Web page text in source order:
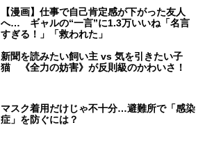
【漫画】仕事で自己肯定感が下がった友人
へ… ギャルの“一言”に1.3万いいね「名言
すぎる！」「救われた」
新聞を読みたい飼い主 vs 気を引きたい子
猫 《全力の妨害》が反則級のかわいさ！
マスク着用だけじゃ不十分…避難所で「感染
症」を防ぐには？